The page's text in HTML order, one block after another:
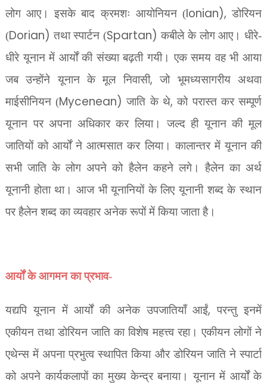
लोग आए। इसके बाद क्रमशः आयोनियन (Ionian),डोरियन
(Dorian) तथा स्पार्टन (Spartan)कबीले के लोग आए। धीरे-
धीरे यूनान में आर्यों की संख्या बढ़ती गयी। एक समय वह भी आया
जब उन्होंने यूनान के मूल निवासी,जो भूमध्यसागरीय अथवा
माईसीनियन (Mycenean)जाति के थे,को परास्त कर सम्पूर्ण
यूनान पर अपना अधिकार कर लिया। जल्द ही यूनान की मूल
जातियों को आर्यों ने आत्मसात कर लिया। कालान्तर में यूनान की
सभी जाति के लोग अपने को हैलेन कहने लगे। हैलेन का अर्थ
यूनानी होता था। आज भी यूनानियों के लिए यूनानी शब्द के स्थान
पर हैलेन शब्द का व्यवहार अनेक रूपों में किया जाता है।
आर्यों के आगमन का प्रभाव-
यद्यपि यूनान में आर्यों की अनेक उपजातियाँ आईं,परन्तु इनमें
एकीयन तथा डोरियन जाति का विशेष महत्त्व रहा। एकीयन लोगों ने
एथेन्स में अपना प्रभुत्व स्थापित किया और डोरियन जाति ने स्पार्टा
को अपने कार्यकलापों का मुख्य केन्द्र बनाया। यूनान में आर्यों के